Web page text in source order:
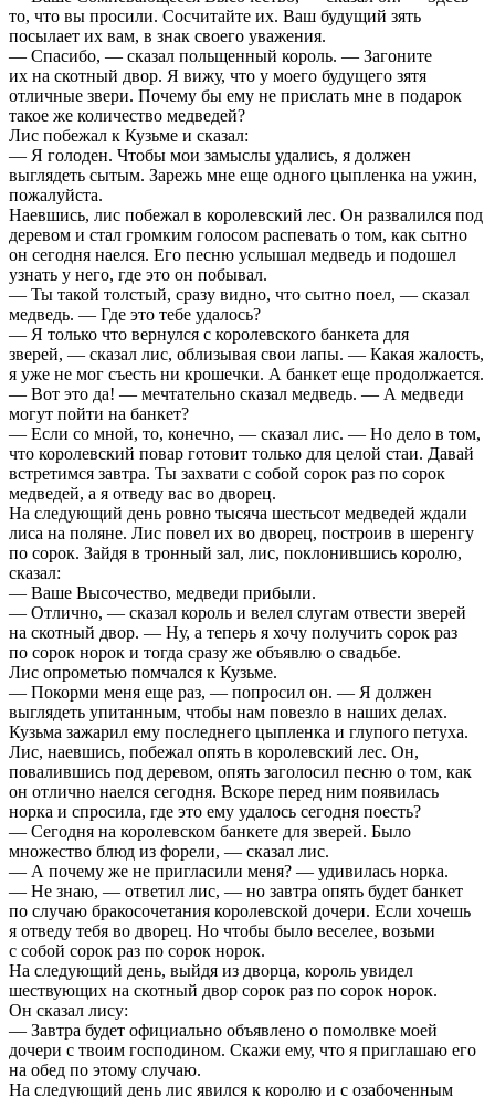
то, что вы просили. Сосчитайте их. Ваш будущий зять
посылает их вам, в знак своего уважения.
— Спасибо, — сказал польщенный король. — Загоните
их на скотный двор. Я вижу, что у моего будущего зятя
отличные звери. Почему бы ему не прислать мне в подарок
такое же количество медведей?
Лис побежал к Кузьме и сказал:
— Я голоден. Чтобы мои замыслы удались, я должен
выглядеть сытым. Зарежь мне еще одного цыпленка на ужин,
пожалуйста.
Наевшись, лис побежал в королевский лес. Он развалился под
деревом и стал громким голосом распевать о том, как сытно
он сегодня наелся. Его песню услышал медведь и подошел
узнать у него, где это он побывал.
— Ты такой толстый, сразу видно, что сытно поел, — сказал
медведь. — Где это тебе удалось?
— Я только что вернулся с королевского банкета для
зверей, — сказал лис, облизывая свои лапы. — Какая жалость,
я уже не мог съесть ни крошечки. А банкет еще продолжается.
— Вот это да! — мечтательно сказал медведь. — А медведи
могут пойти на банкет?
— Если со мной, то, конечно, — сказал лис. — Но дело в том,
что королевский повар готовит только для целой стаи. Давай
встретимся завтра. Ты захвати с собой сорок раз по сорок
медведей, а я отведу вас во дворец.
На следующий день ровно тысяча шестьсот медведей ждали
лиса на поляне. Лис повел их во дворец, построив в шеренгу
по сорок. Зайдя в тронный зал, лис, поклонившись королю,
сказал:
— Ваше Высочество, медведи прибыли.
— Отлично, — сказал король и велел слугам отвести зверей
на скотный двор. — Ну, а теперь я хочу получить сорок раз
по сорок норок и тогда сразу же объявлю о свадьбе.
Лис опрометью помчался к Кузьме.
— Покорми меня еще раз, — попросил он. — Я должен
выглядеть упитанным, чтобы нам повезло в наших делах.
Кузьма зажарил ему последнего цыпленка и глупого петуха.
Лис, наевшись, побежал опять в королевский лес. Он,
повалившись под деревом, опять заголосил песню о том, как
он отлично наелся сегодня. Вскоре перед ним появилась
норка и спросила, где это ему удалось сегодня поесть?
— Сегодня на королевском банкете для зверей. Было
множество блюд из форели, — сказал лис.
— А почему же не пригласили меня? — удивилась норка.
— Не знаю, — ответил лис, — но завтра опять будет банкет
по случаю бракосочетания королевской дочери. Если хочешь
я отведу тебя во дворец. Но чтобы было веселее, возьми
с собой сорок раз по сорок норок.
На следующий день, выйдя из дворца, король увидел
шествующих на скотный двор сорок раз по сорок норок.
Он сказал лису:
— Завтра будет официально объявлено о помолвке моей
дочери с твоим господином. Скажи ему, что я приглашаю его
на обед по этому случаю.
На следующий день лис явился к королю и с озабоченным